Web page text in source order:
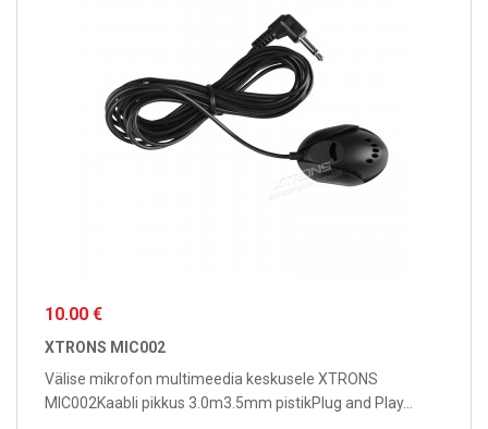
10.00 €
XTRONS MIC002
Välise mikrofon multimeedia keskusele XTRONS
MIC002Kaabli pikkus 3.0m3.5mm pistikPlug and Play...